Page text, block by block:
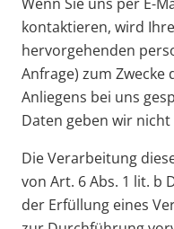
kontaktieren, wird
hervorgehenden
Anfrage) zum
Anliegens bei uns
Daten geben wir
Die Verarbeitung
von Art. 6 Abs. 1 lit. b
der Erfüllung eines